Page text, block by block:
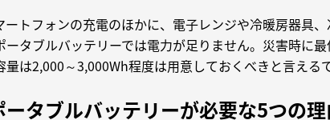
ートフォンの充電のほかに、電子レンジや冷暖房器具
ータブルバッテリーでは電力が足りません。災害時に
量は2,000～3,000Wh程度は用意しておくべきと言える
ータブルバッテリーが必要な5つの理